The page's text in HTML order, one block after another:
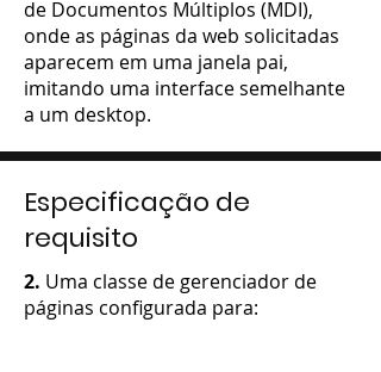
de Documentos Múltiplos (MDI),
onde as páginas da web solicitadas
aparecem em uma janela pai,
imitando uma interface semelhante
a um desktop.
Especificação de
requisito
2. Uma classe de gerenciador de
páginas configurada para: